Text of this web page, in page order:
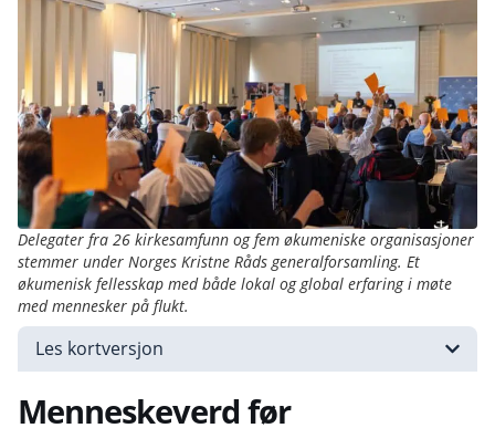
Delegater fra 26 kirkesamfunn og fem økumeniske organisasjoner
stemmer under Norges Kristne Råds generalforsamling. Et
økumenisk fellesskap med både lokal og global erfaring i møte
med mennesker på flukt.
Les kortversjon
Menneskeverd før